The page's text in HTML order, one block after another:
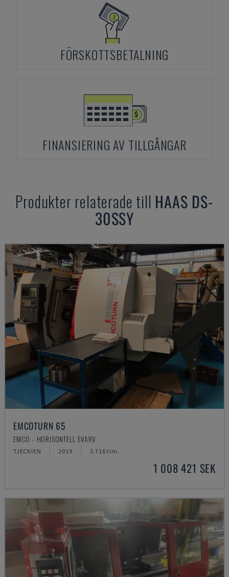
FÖRSKOTTSBETALNING
FINANSIERING AV TILLGÅNGAR
Produkter relaterade till HAAS DS-
30SSY
EMCOTURN 65
EMCO - HORISONTELL SVARV
TJECKIEN 2019 3.716 tim.
1 008 421 SEK